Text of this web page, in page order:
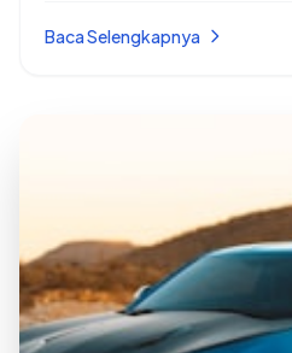
Baca Selengkapnya